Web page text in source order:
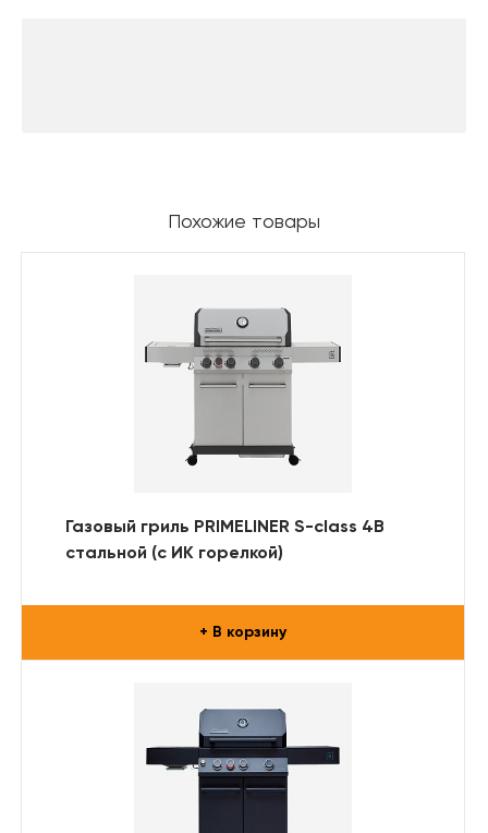
Похожие товары
Газовый гриль PRIMELINER S-class 4B
стальной (с ИК горелкой)
+ В корзину